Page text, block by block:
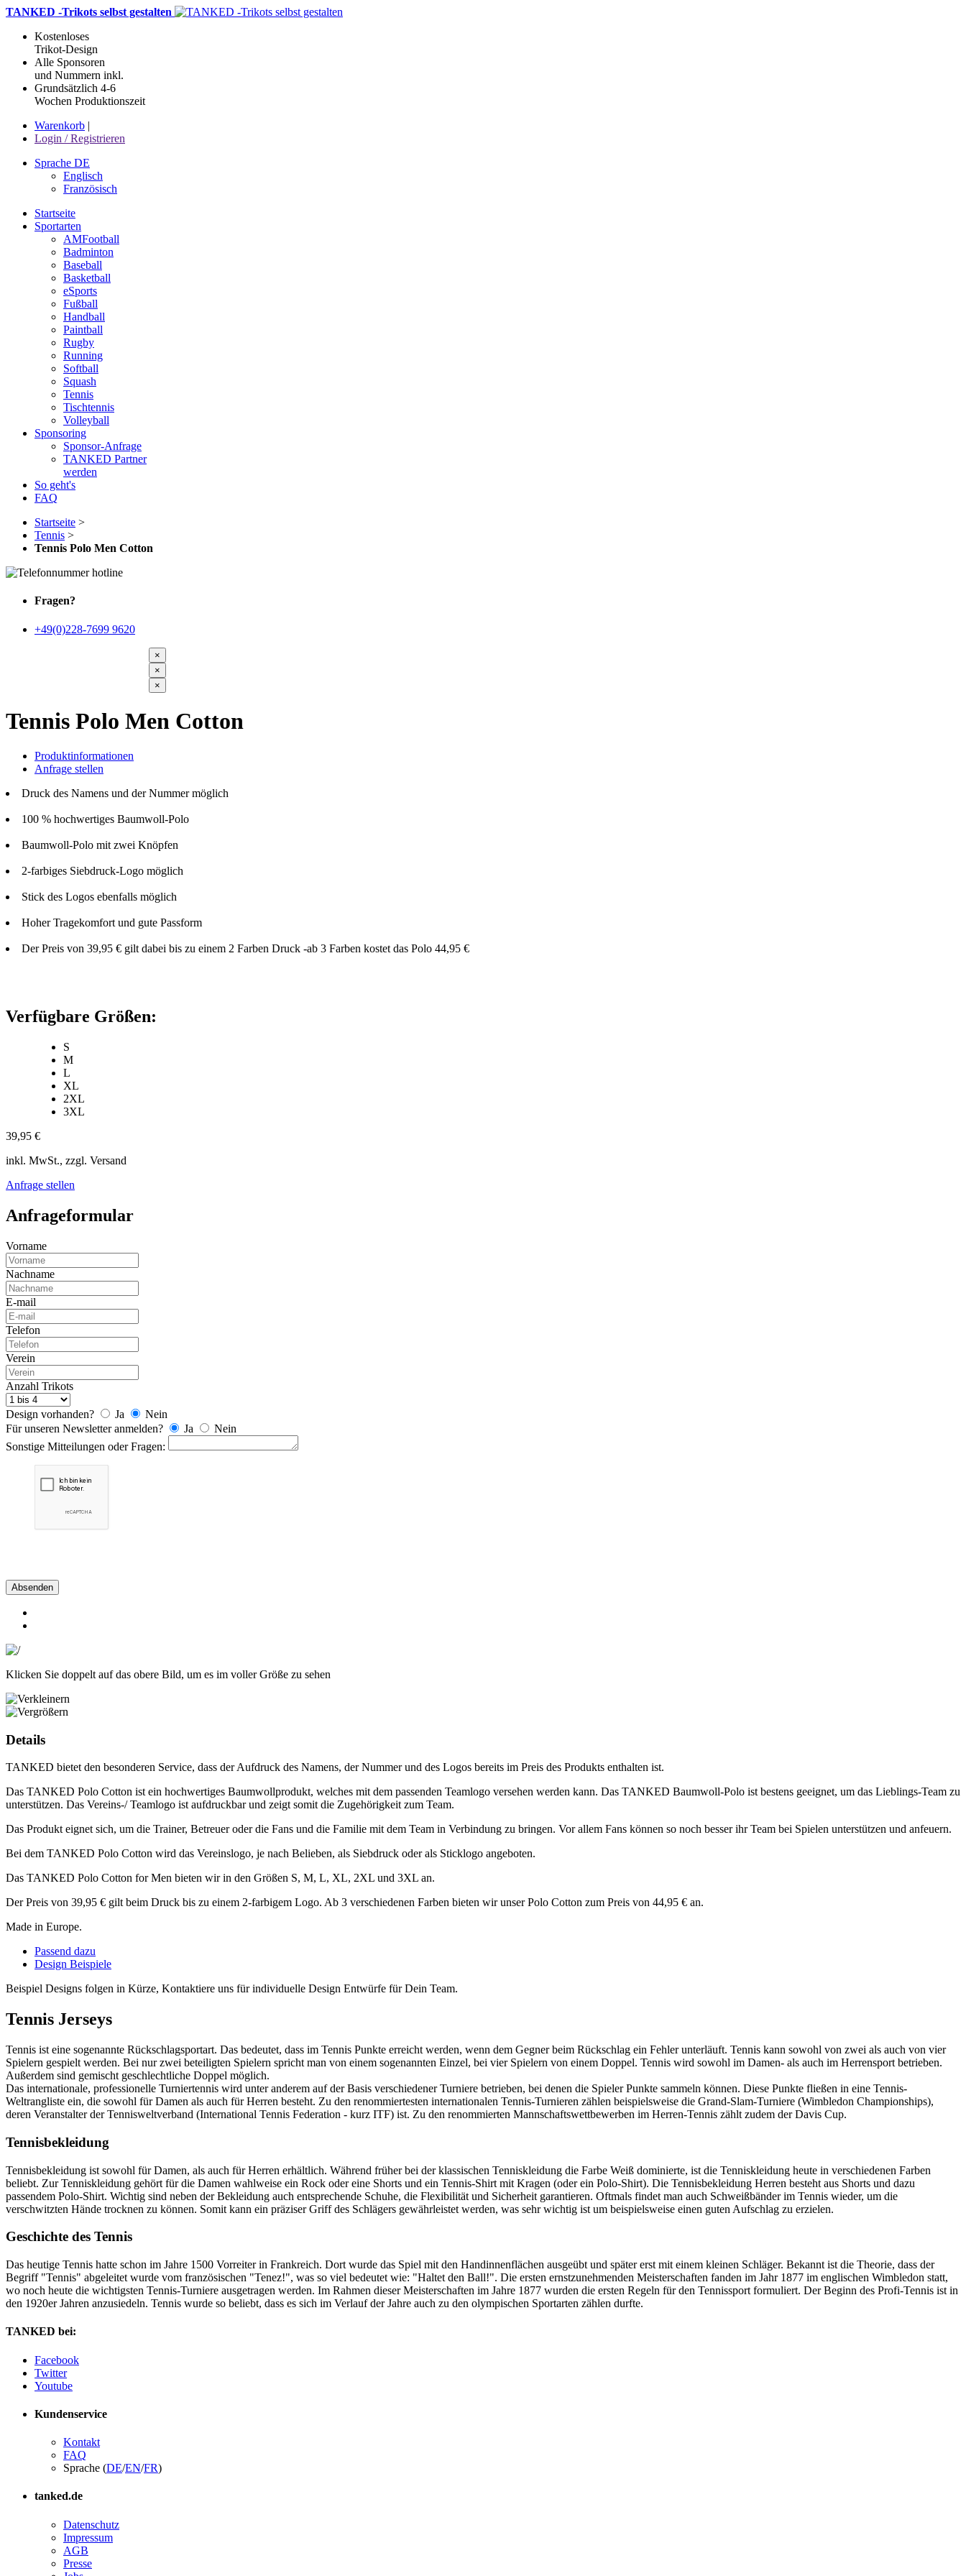
TANKED -Trikots selbst gestalten
Kostenloses
Trikot-Design
Alle Sponsoren
und Nummern inkl.
Grundsätzlich 4-6
Wochen Produktionszeit
Warenkorb |
Login / Registrieren
Sprache DE
Englisch
Französisch
Startseite
Sportarten
AMFootball
Badminton
Baseball
Basketball
eSports
Fußball
Handball
Paintball
Rugby
Running
Softball
Squash
Tennis
Tischtennis
Volleyball
Sponsoring
Sponsor-Anfrage
TANKED Partner
werden
So geht's
FAQ
Startseite >
Tennis >
Tennis Polo Men Cotton
Fragen?
+49(0)228-7699 9620
×
×
×
Tennis Polo Men Cotton
Produktinformationen
Anfrage stellen
Druck des Namens und der Nummer möglich
100 % hochwertiges Baumwoll-Polo
Baumwoll-Polo mit zwei Knöpfen
2-farbiges Siebdruck-Logo möglich
Stick des Logos ebenfalls möglich
Hoher Tragekomfort und gute Passform
Der Preis von 39,95 € gilt dabei bis zu einem 2 Farben Druck -ab 3 Farben kostet das Polo 44,95 €
Verfügbare Größen:
S
M
L
XL
2XL
3XL
39,95 €
inkl. MwSt., zzgl. Versand
Anfrage stellen
Anfrageformular
Vorname
Nachname
E-mail
Telefon
Verein
Anzahl Trikots
Design vorhanden? Ja
Nein
Für unseren Newsletter anmelden?
Ja
Nein
Sonstige Mitteilungen oder Fragen:
Absenden
Klicken Sie doppelt auf das obere Bild, um es im voller Größe zu sehen
Details
TANKED bietet den besonderen Service, dass der Aufdruck des Namens, der Nummer und des Logos bereits im Preis des Produkts enthalten ist.
Das TANKED Polo Cotton ist ein hochwertiges Baumwollprodukt, welches mit dem passenden Teamlogo versehen werden kann. Das TANKED Baumwoll-Polo ist bestens geeignet, um das Lieblings-Team zu
unterstützen. Das Vereins-/ Teamlogo ist aufdruckbar und zeigt somit die Zugehörigkeit zum Team.
Das Produkt eignet sich, um die Trainer, Betreuer oder die Fans und die Familie mit dem Team in Verbindung zu bringen. Vor allem Fans können so noch besser ihr Team bei Spielen unterstützen und anfeuern.
Bei dem TANKED Polo Cotton wird das Vereinslogo, je nach Belieben, als Siebdruck oder als Sticklogo angeboten.
Das TANKED Polo Cotton for Men bieten wir in den Größen S, M, L, XL, 2XL und 3XL an.
Der Preis von 39,95 € gilt beim Druck bis zu einem 2-farbigem Logo. Ab 3 verschiedenen Farben bieten wir unser Polo Cotton zum Preis von 44,95 € an.
Made in Europe.
Passend dazu
Design Beispiele
Beispiel Designs folgen in Kürze, Kontaktiere uns für individuelle Design Entwürfe für Dein Team.
Tennis Jerseys
Tennis ist eine sogenannte Rückschlagsportart. Das bedeutet, dass im Tennis Punkte erreicht werden, wenn dem Gegner beim Rückschlag ein Fehler unterläuft. Tennis kann sowohl von zwei als auch von vier
Spielern gespielt werden. Bei nur zwei beteiligten Spielern spricht man von einem sogenannten Einzel, bei vier Spielern von einem Doppel. Tennis wird sowohl im Damen- als auch im Herrensport betrieben.
Außerdem sind gemischt geschlechtliche Doppel möglich.
Das internationale, professionelle Turniertennis wird unter anderem auf der Basis verschiedener Turniere betrieben, bei denen die Spieler Punkte sammeln können. Diese Punkte fließen in eine Tennis-
Weltrangliste ein, die sowohl für Damen als auch für Herren besteht. Zu den renommiertesten internationalen Tennis-Turnieren zählen beispielsweise die Grand-Slam-Turniere (Wimbledon Championships),
deren Veranstalter der Tennisweltverband (International Tennis Federation - kurz ITF) ist. Zu den renommierten Mannschaftswettbewerben im Herren-Tennis zählt zudem der Davis Cup.
Tennisbekleidung
Tennisbekleidung ist sowohl für Damen, als auch für Herren erhältlich. Während früher bei der klassischen Tenniskleidung die Farbe Weiß dominierte, ist die Tenniskleidung heute in verschiedenen Farben
beliebt. Zur Tenniskleidung gehört für die Damen wahlweise ein Rock oder eine Shorts und ein Tennis-Shirt mit Kragen (oder ein Polo-Shirt). Die Tennisbekleidung Herren besteht aus Shorts und dazu
passendem Polo-Shirt. Wichtig sind neben der Bekleidung auch entsprechende Schuhe, die Flexibilität und Sicherheit garantieren. Oftmals findet man auch Schweißbänder im Tennis wieder, um die
verschwitzten Hände trocknen zu können. Somit kann ein präziser Griff des Schlägers gewährleistet werden, was sehr wichtig ist um beispielsweise einen guten Aufschlag zu erzielen.
Geschichte des Tennis
Das heutige Tennis hatte schon im Jahre 1500 Vorreiter in Frankreich. Dort wurde das Spiel mit den Handinnenflächen ausgeübt und später erst mit einem kleinen Schläger. Bekannt ist die Theorie, dass der
Begriff "Tennis" abgeleitet wurde vom französischen "Tenez!", was so viel bedeutet wie: "Haltet den Ball!". Die ersten ernstzunehmenden Meisterschaften fanden im Jahr 1877 im englischen Wimbledon statt,
wo noch heute die wichtigsten Tennis-Turniere ausgetragen werden. Im Rahmen dieser Meisterschaften im Jahre 1877 wurden die ersten Regeln für den Tennissport formuliert. Der Beginn des Profi-Tennis ist in
den 1920er Jahren anzusiedeln. Tennis wurde so beliebt, dass es sich im Verlauf der Jahre auch zu den olympischen Sportarten zählen durfte.
TANKED bei:
Facebook
Twitter
Youtube
Kundenservice
Kontakt
FAQ
Sprache (DE/EN/FR)
tanked.de
Datenschutz
Impressum
AGB
Presse